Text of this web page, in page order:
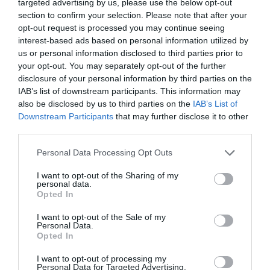
targeted advertising by us, please use the below opt-out
section to confirm your selection. Please note that after your
opt-out request is processed you may continue seeing
interest-based ads based on personal information utilized by
us or personal information disclosed to third parties prior to
your opt-out. You may separately opt-out of the further
disclosure of your personal information by third parties on the
IAB’s list of downstream participants. This information may
also be disclosed by us to third parties on the IAB’s List of
Downstream Participants that may further disclose it to other
Personal Data Processing Opt Outs
I want to opt-out of the Sharing of my
personal data.
Opted In
I want to opt-out of the Sale of my
Personal Data.
Opted In
I want to opt-out of processing my
Personal Data for Targeted Advertising.
Εκπαίδευση στην Τεχνητή Νοημοσύνη για τον
Δήμο Αλίμου
Υψηλή συμμετοχή, έντονο ενδιαφέρον και ξεκάθαρες ανάγκες
από τους εργαζομένους στις Κοινωνικές Υπηρεσίες του Δήμου…